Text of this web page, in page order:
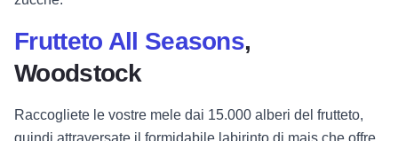
Frutteto All Seasons,
Woodstock
Raccogliete le vostre mele dai 15.000 alberi del frutteto,